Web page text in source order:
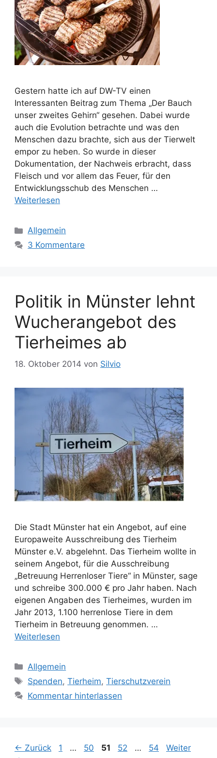
Gestern hatte ich auf DW-TV einen
Interessanten Beitrag zum Thema „Der Bauch
unser zweites Gehirn“ gesehen. Dabei wurde
auch die Evolution betrachte und was den
Menschen dazu brachte, sich aus der Tierwelt
empor zu heben. So wurde in dieser
Dokumentation, der Nachweis erbracht, dass
Fleisch und vor allem das Feuer, für den
Entwicklungsschub des Menschen …
Weiterlesen
K
a
r
i
e
n
Allgemein
3 Kommentare
Politik in Münster lehnt
Wucherangebot des
Tierheimes ab
18. Oktober 2014 von Silvio
Die Stadt Münster hat ein Angebot, auf eine
Europaweite Ausschreibung des Tierheim
Münster e.V. abgelehnt. Das Tierheim wollte in
seinem Angebot, für die Ausschreibung
„Betreuung Herrenloser Tiere“ in Münster, sage
und schreibe 300.000 € pro Jahr haben. Nach
eigenen Angaben des Tierheimes, wurden im
Jahr 2013, 1.100 herrenlose Tiere in dem
Tierheim in Betreuung genommen. …
Weiterlesen
K
a
e
i
Allgemein
S
c
w
Spenden,Tierheim,Tierschutzverein
Kommentar hinterlassen
← Zurück
S
1 …
S
50
S
51
S
52 …
S
54
Weiter